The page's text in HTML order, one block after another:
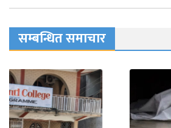
सम्बन्धित समाचार